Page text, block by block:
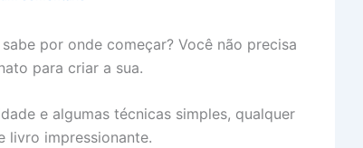
por onde começar? Você não precisa
para criar a sua.
e algumas técnicas simples, qualquer
livro impressionante.